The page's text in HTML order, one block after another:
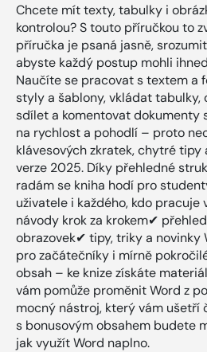
Chcete mít texty, tabulky i
kontrolou? S touto příručkou to
příručka je psaná jasně,
abyste každý postup mohli
Naučíte se pracovat s textem a
styly a šablony, vkládat tabulky,
sdílet a komentovat dokumenty
na rychlost a pohodlí – proto
klávesových zkratek, chytré tipy
verze 2025. Díky přehledné
radám se kniha hodí pro
uživatele i každého, kdo pracuje
návody krok za krokem✔
obrazovek✔ tipy, triky a
pro začátečníky i mírně
obsah – ke knize získáte
vám pomůže proměnit Word z
mocný nástroj, který vám ušetří
s bonusovým obsahem budete
jak využít Word naplno.